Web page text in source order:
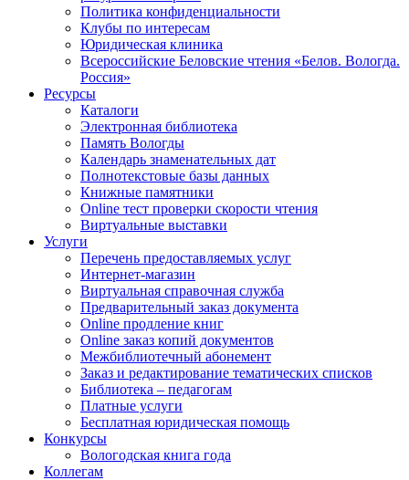
Политика конфиденциальности
Клубы по интересам
Юридическая клиника
Всероссийские Беловские чтения «Белов. Вологда.
Россия»
Ресурсы
Каталоги
Электронная библиотека
Память Вологды
Календарь знаменательных дат
Полнотекстовые базы данных
Книжные памятники
Online тест проверки скорости чтения
Виртуальные выставки
Услуги
Перечень предоставляемых услуг
Интернет-магазин
Виртуальная справочная служба
Предварительный заказ документа
Online продление книг
Online заказ копий документов
Межбиблиотечный абонемент
Заказ и редактирование тематических списков
Библиотека – педагогам
Платные услуги
Бесплатная юридическая помощь
Конкурсы
Вологодская книга года
Коллегам